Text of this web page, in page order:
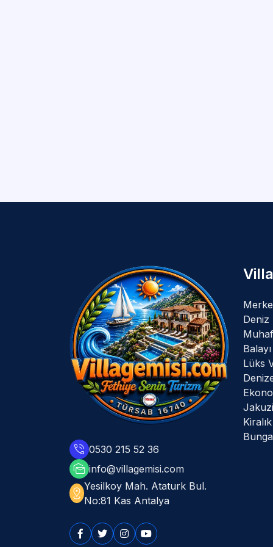
phone_in_talk 0530 215 52 36
mark_as_unread info@villagemisi.com
distanceYesilkoy Mah. Ataturk Bul.
No:81 Kas Antalya
Deniz
Lüks